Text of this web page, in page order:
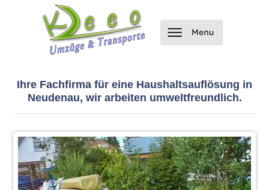
Ihre Fachfirma für eine Haushaltsauflösung in
Neudenau, wir arbeiten umweltfreundlich.